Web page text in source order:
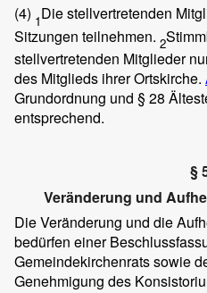
(4) 1Die stellvertretenden
Sitzungen teilnehmen. 2
stellvertretenden Mitglieder
des Mitglieds ihrer Ortskirche.
Grundordnung und § 28
entsprechend.
§
Veränderung und
Die Veränderung und die
bedürfen einer
Gemeindekirchenrats sowie
Genehmigung des